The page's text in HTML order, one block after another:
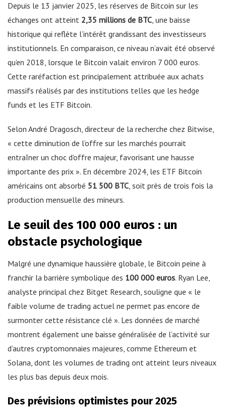
Depuis le 13 janvier 2025, les réserves de Bitcoin sur les
échanges ont atteint 2,35 millions de BTC, une baisse
historique qui reflète l’intérêt grandissant des investisseurs
institutionnels. En comparaison, ce niveau n’avait été observé
qu’en 2018, lorsque le Bitcoin valait environ 7 000 euros.
Cette raréfaction est principalement attribuée aux achats
massifs réalisés par des institutions telles que les hedge
funds et les ETF Bitcoin.
Selon André Dragosch, directeur de la recherche chez Bitwise,
« cette diminution de l’offre sur les marchés pourrait
entraîner un choc d’offre majeur, favorisant une hausse
importante des prix ». En décembre 2024, les ETF Bitcoin
américains ont absorbé 51 500 BTC, soit près de trois fois la
production mensuelle des mineurs.
Le seuil des 100 000 euros : un
obstacle psychologique
Malgré une dynamique haussière globale, le Bitcoin peine à
franchir la barrière symbolique des 100 000 euros. Ryan Lee,
analyste principal chez Bitget Research, souligne que « le
faible volume de trading actuel ne permet pas encore de
surmonter cette résistance clé ». Les données de marché
montrent également une baisse généralisée de l’activité sur
d’autres cryptomonnaies majeures, comme Ethereum et
Solana, dont les volumes de trading ont atteint leurs niveaux
les plus bas depuis deux mois.
Des prévisions optimistes pour 2025